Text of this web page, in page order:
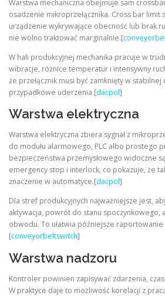
Warstwa mechaniczna obejmuje sam
osadzenie mikroprzełącznika. Cross bar limit
urządzenie wykrywające obecność lub brak
nie wolno traktować marginalnie.[
W hali produkcyjnej mechanika pracuje w
wibracje, różnice temperatur i intensywny
że przełącznik musi być zamknięty w
przypadkowe uderzenia.[dacpol]
Warstwa elektryczna
Warstwa elektryczna zbiera sygnał z
do modułu alarmowego, PLC albo prostego
bezpieczeństwa przemysłowego widoczne
emergency stop i interlock, co pokazuje, że
znaczenie w automatyce.[dacpol]
Dla stref produkcyjnych najważniejsze jest,
aktywacja, powrót do stanu spoczynkowego,
obwodu. To ułatwia późniejsze raportowanie
[conveyorbeltswitch]
Warstwa nadzoru
Kontroler powinien zapisywać zdarzenia,
W praktyce daje to możliwość korelacji z